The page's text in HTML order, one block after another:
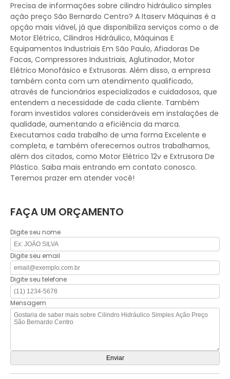
Precisa de informações sobre cilindro hidráulico simples
ação preço São Bernardo Centro? A Itaserv Máquinas é a
opção mais viável, já que disponibiliza serviços como o de
Motor Elétrico, Cilindros Hidráulico, Máquinas E
Equipamentos Industriais Em São Paulo, Afiadoras De
Facas, Compressores Industriais, Aglutinador, Motor
Elétrico Monofásico e Extrusoras. Além disso, a empresa
também conta com um atendimento qualificado,
através de funcionários especializados e cuidadosos, que
entendem a necessidade de cada cliente. Também
foram investidos valores consideráveis em instalações de
qualidade, aumentando a eficiência da marca.
Executamos cada trabalho de uma forma Excelente e
completa, e também oferecemos outros trabalhamos,
além dos citados, como Motor Elétrico 12v e Extrusora De
Plástico. Saiba mais entrando em contato conosco.
Teremos prazer em atender você!
FAÇA UM ORÇAMENTO
Digite seu nome
Digite seu email
Digite seu telefone
Mensagem